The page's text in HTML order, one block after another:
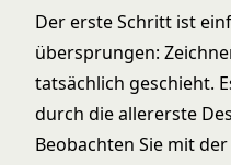
Der erste Schritt ist
übersprungen:
tatsächlich geschieht.
durch die allererste
Beobachten Sie mit